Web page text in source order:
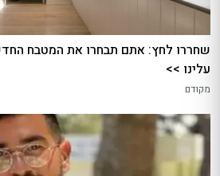
שחררו לחץ: אתם תבחרו את המטבח
עלינו >>
מקודם